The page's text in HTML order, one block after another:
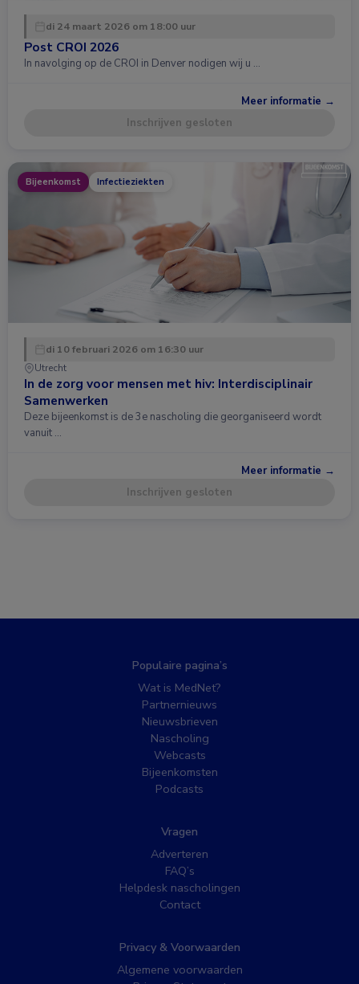
di 24 maart 2026 om 18:00 uur
Post CROI 2026
In navolging op de CROI in Denver nodigen wij u …
Meer informatie →
Inschrijven gesloten
Bijeenkomst Infectieziekten
di 10 februari 2026 om 16:30 uur
Utrecht
In de zorg voor mensen met hiv: Interdisciplinair
Samenwerken
Deze bijeenkomst is de 3e nascholing die georganiseerd wordt
vanuit …
Meer informatie →
Inschrijven gesloten
Populaire pagina’s
Wat is MedNet?
Partnernieuws
Nieuwsbrieven
Nascholing
Webcasts
Bijeenkomsten
Podcasts
Vragen
Adverteren
FAQ’s
Helpdesk nascholingen
Contact
Privacy & Voorwaarden
Algemene voorwaarden